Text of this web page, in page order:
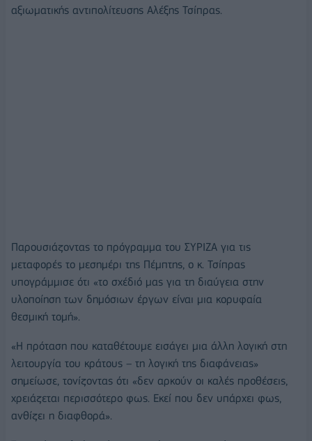
αξιωματικής αντιπολίτευσης Αλέξης Τσίπρας.
Παρουσιάζοντας το πρόγραμμα του ΣΥΡΙΖΑ για τις
μεταφορές το μεσημέρι της Πέμπτης, ο κ. Τσίπρας
υπογράμμισε ότι «το σχέδιό μας για τη διαύγεια στην
υλοποίηση των δημόσιων έργων είναι μια κορυφαία
θεσμική τομή».
«Η πρόταση που καταθέτουμε εισάγει μια άλλη λογική στη
λειτουργία του κράτους – τη λογική της διαφάνειας»
σημείωσε, τονίζοντας ότι «δεν αρκούν οι καλές προθέσεις,
χρειάζεται περισσότερο φως. Εκεί που δεν υπάρχει φως,
ανθίζει η διαφθορά».